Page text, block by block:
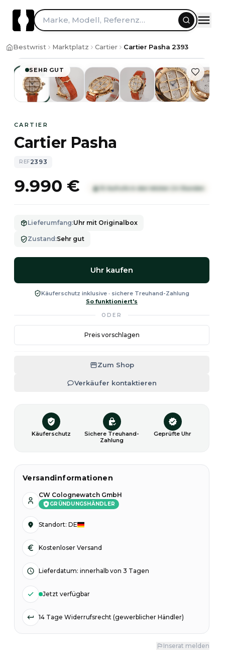
Zum Inhalt springen
Marke, Modell, Referenz…
Bestwrist Marktplatz Cartier Cartier Pasha 2393
SEHR GUT
1/6
CARTIER
Cartier Pasha
REF2393
9.990 € 10 Aufrufe in den letzten 24 Stunden
Lieferumfang:Uhr mit Originalbox
Zustand :Sehr gut
Uhr kaufen
Käuferschutz inklusive · sichere Treuhand-Zahlung
So funktioniert's
ODER
Preis vorschlagen
Zum Shop
Verkäufer kontaktieren
Käuferschutz
Sichere Treuhand-
Zahlung
Geprüfte Uhr
Versandinformationen
CW Colognewatch GmbH
GRÜNDUNGSHÄNDLER
Standort: DE
Kostenloser Versand
Lieferdatum: innerhalb von 3 Tagen
Jetzt verfügbar
14 Tage Widerrufsrecht (gewerblicher Händler)
Inserat melden